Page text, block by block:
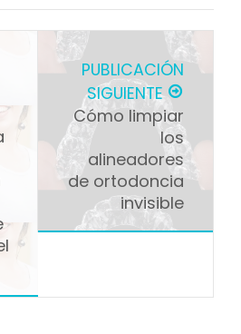
PUBLICACIÓN
SIGUIENTE
Cómo limpiar
los
alineadores
de ortodoncia
invisible